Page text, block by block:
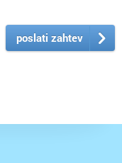
poslati zahtev